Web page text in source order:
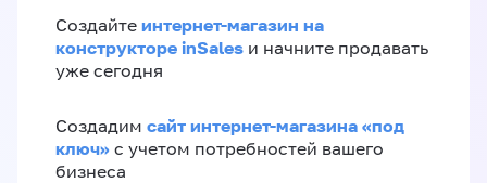
Создайте интернет-магазин на
конструкторе inSales и начните продавать
уже сегодня
Создадим сайт интернет-магазина «под
ключ» с учетом потребностей вашего
бизнеса